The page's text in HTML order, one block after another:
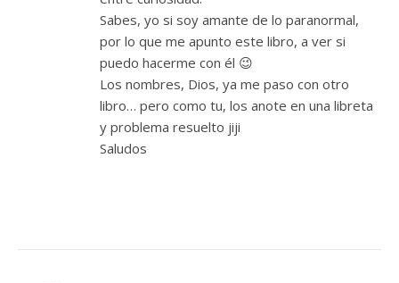
Sabes, yo si soy amante de lo paranormal,
por lo que me apunto este libro, a ver si
puedo hacerme con él 😉
Los nombres, Dios, ya me paso con otro
libro… pero como tu, los anote en una libreta
y problema resuelto jiji
Saludos